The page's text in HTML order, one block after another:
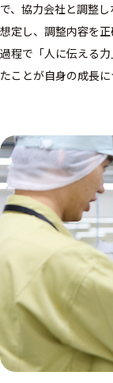
で、協力会社と調整
想定し、調整内容を
過程で「人に伝える
たことが自身の成長に